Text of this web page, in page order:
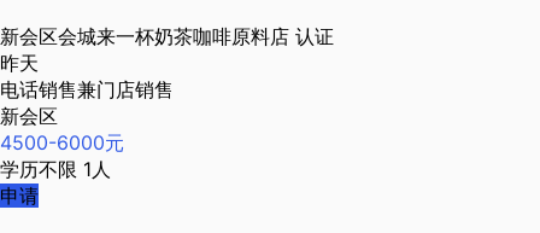
新会区会城来一杯奶茶咖啡原料店 认证
昨天
电话销售兼门店销售
新会区
4500-6000元
学历不限 1人
申请